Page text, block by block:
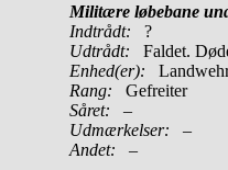
Militære løbebane
Indtrådt: ?
Udtrådt: Faldet.
Enhed(er):
Rang:
Gefreiter
Såret: –
Udmærkelser: –
Andet: –